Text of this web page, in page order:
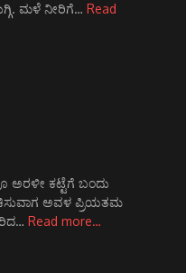
ಮಳೆ ನೀರಿಗೆ… Read
ಕಟ್ಟೆಗೆ ಬಂದು
ಅವಳ ಪ್ರಿಯತಮ
Read more…